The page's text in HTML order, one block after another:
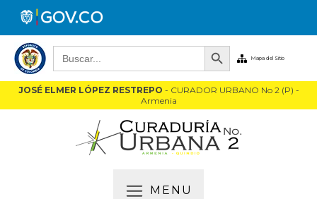
Buscar: Botón de búsqueda
Mapa del Sitio
JOSÉ ELMER LÓPEZ RESTREPO - CURADOR URBANO No 2 (P) -
Armenia
MENU